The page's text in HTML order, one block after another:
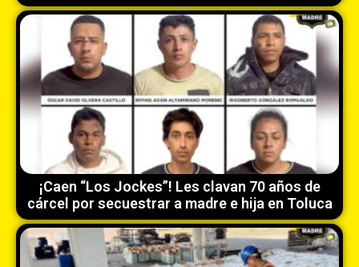
¡Caen “Los Jockes”! Les clavan 70 años de
cárcel por secuestrar a madre e hija en Toluca